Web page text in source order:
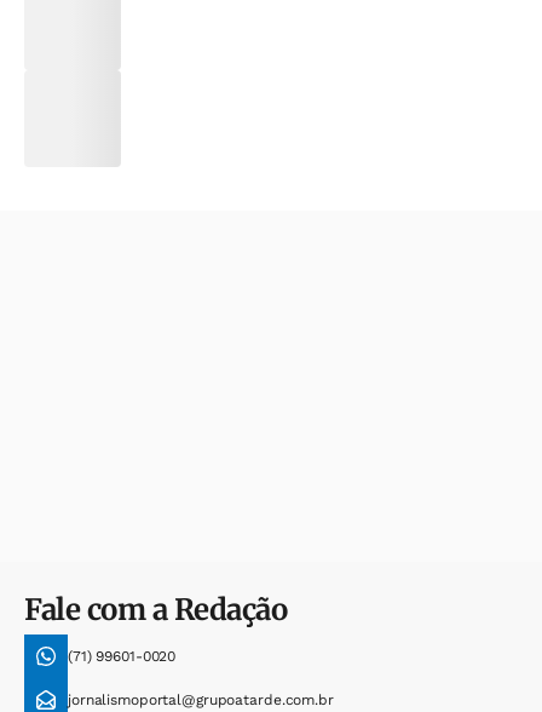
Fale com a Redação
(71) 99601-0020
jornalismoportal@grupoatarde.com.br